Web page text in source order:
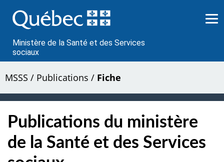
au
contenu
Ministère de la Santé et des Services
sociaux
MSSS / Publications / Fiche
Publications du ministère
de la Santé et des Services